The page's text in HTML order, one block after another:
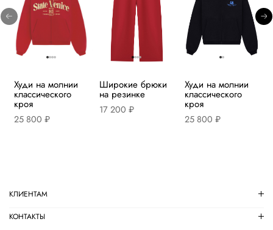
Худи на молнии
классического
кроя
25 800 ₽
Широкие брюки
на резинке
17 200 ₽
Худи на молнии
классического
кроя
25 800 ₽
КЛИЕНТАМ
КОНТАКТЫ